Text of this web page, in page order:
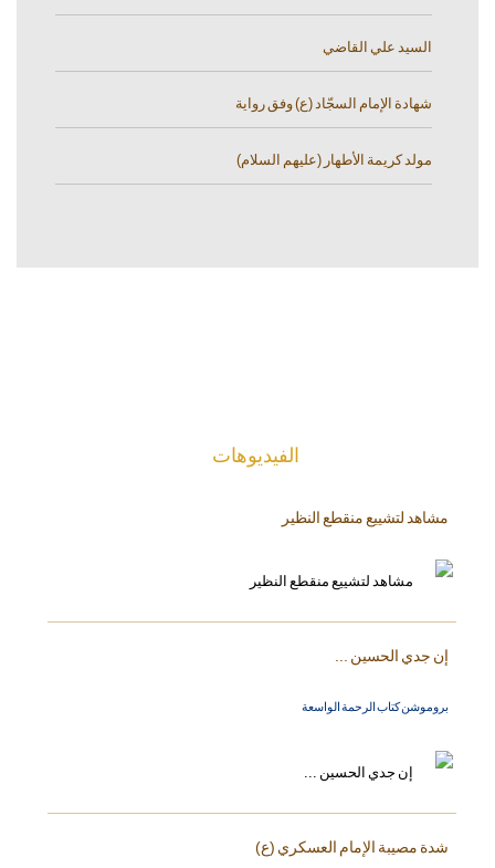
السيد علي القاضي
شهادة الإمام السجّاد (ع) وفق رواية
مولد كريمة الأطهار (عليهم السلام)
الفیدیوهات
مشاهد لتشييع منقطع النظير
إن جدي الحسين ...
بروموشن كتاب الرحمة الواسعة
شدة مصيبة الإمام العسكري (ع)